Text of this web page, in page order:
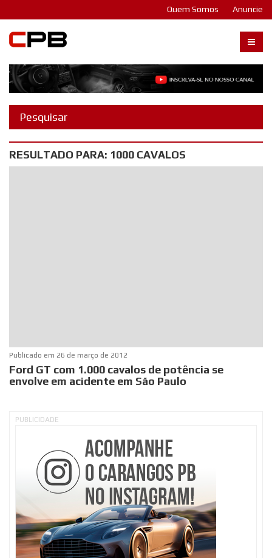
Quem Somos Anuncie
RESULTADO PARA: 1000 CAVALOS
Publicado em 26 de março de 2012
Ford GT com 1.000 cavalos de potência se
envolve em acidente em São Paulo
PUBLICIDADE